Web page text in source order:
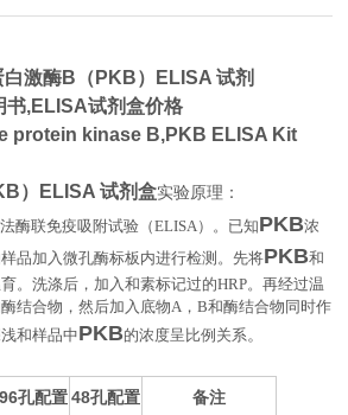
白激酶B（PKB）ELISA 试剂
书,ELISA试剂盒价格
protein kinase B,PKB ELISA Kit
）ELISA 试剂盒实验原理：
酶联免疫吸附试验（ELISA）。已知PKB浓
品加入微孔酶标板内进行检测。先将PKB和
。洗涤后，加入和素标记过的HRP。再经过温
结合物，然后加入底物A ，B和酶结合物同时作
和样品中PKB的浓度呈比例关系。
96孔配置 48孔配置 备注